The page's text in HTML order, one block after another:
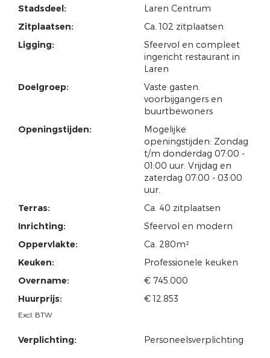
Stadsdeel: Laren Centrum
Zitplaatsen: Ca. 102 zitplaatsen
Ligging:
Sfeervol en compleet
ingericht restaurant in
Laren
Doelgroep:
Vaste gasten.
voorbijgangers en
buurtbewoners
Openingstijden:
Mogelijke
openingstijden: Zondag
t/m donderdag 07:00 -
01:00 uur. Vrijdag en
zaterdag 07:00 - 03:00
uur.
Terras: Ca. 40 zitplaatsen
Inrichting: Sfeervol en modern
Oppervlakte: Ca. 280m²
Keuken: Professionele keuken
Overname: € 745.000
Huurprijs: € 12.853
Excl. BTW
Verplichting: Personeelsverplichting